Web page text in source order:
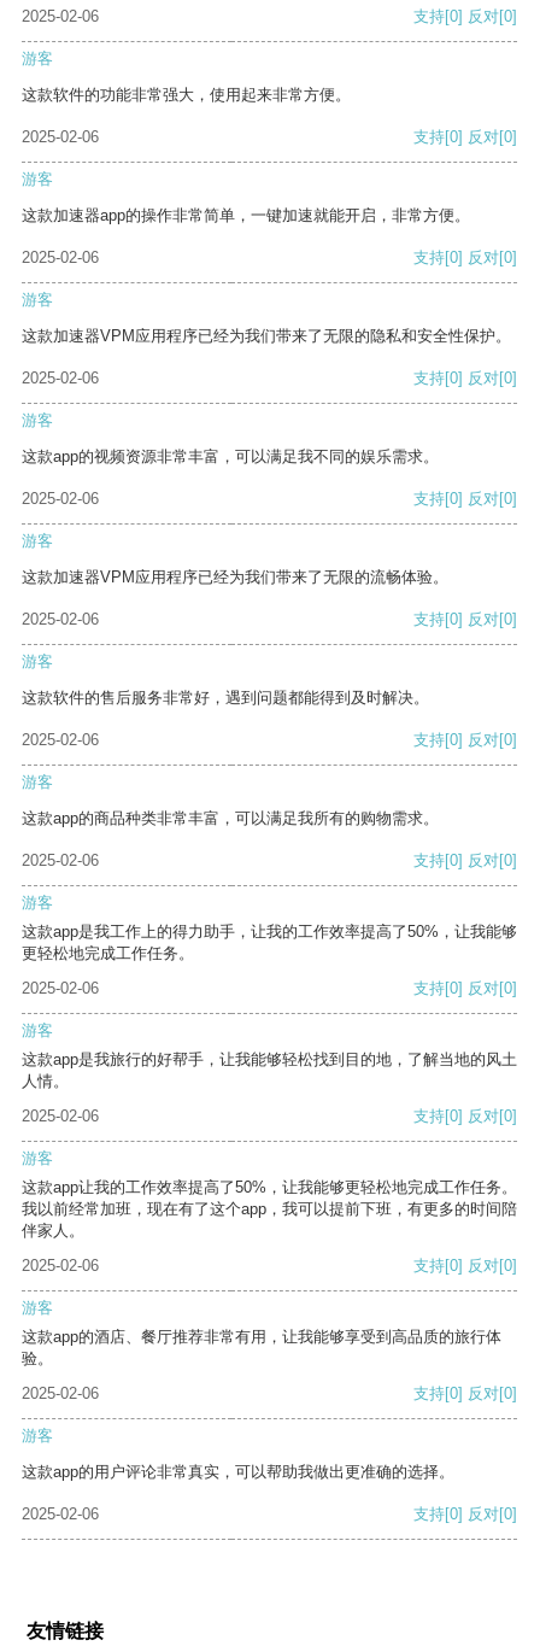
2025-02-06
支持[0] 反对[0]
游客
这款软件的功能非常强大，使用起来非常方便。
2025-02-06 支持[0] 反对[0]
游客
这款加速器app的操作非常简单，一键加速就能开启，非常方便。
2025-02-06 支持[0] 反对[0]
游客
这款加速器VPM应用程序已经为我们带来了无限的隐私和安全性保护。
2025-02-06 支持[0] 反对[0]
游客
这款app的视频资源非常丰富，可以满足我不同的娱乐需求。
2025-02-06 支持[0] 反对[0]
游客
这款加速器VPM应用程序已经为我们带来了无限的流畅体验。
2025-02-06 支持[0] 反对[0]
游客
这款软件的售后服务非常好，遇到问题都能得到及时解决。
2025-02-06 支持[0] 反对[0]
游客
这款app的商品种类非常丰富，可以满足我所有的购物需求。
2025-02-06 支持[0] 反对[0]
游客
这款app是我工作上的得力助手，让我的工作效率提高了50%，让我能够
更轻松地完成工作任务。
2025-02-06
支持[0] 反对[0]
游客
这款app是我旅行的好帮手，让我能够轻松找到目的地，了解当地的风土
人情。
2025-02-06
支持[0] 反对[0]
游客
这款app让我的工作效率提高了50%，让我能够更轻松地完成工作任务。
我以前经常加班，现在有了这个app，我可以提前下班，有更多的时间陪
伴家人。
2025-02-06
支持[0] 反对[0]
游客
这款app的酒店、餐厅推荐非常有用，让我能够享受到高品质的旅行体
验。
2025-02-06
支持[0] 反对[0]
游客
这款app的用户评论非常真实，可以帮助我做出更准确的选择。
2025-02-06 支持[0] 反对[0]
友情链接